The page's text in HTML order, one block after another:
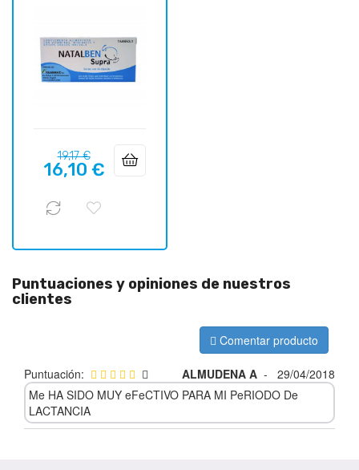
Precio
regular
19,17 €Precio
16,10 €
Puntuaciones y opiniones de nuestros
clientes
Comentar producto
Puntuación: ALMUDENA A -
29/04/2018
Me HA SIDO MUY eFeCTIVO PARA MI PeRIODO De
LACTANCIA